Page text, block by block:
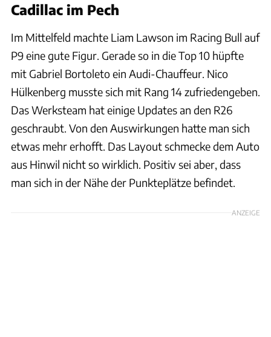
Cadillac im Pech
Im Mittelfeld machte Liam Lawson im Racing Bull auf
P9 eine gute Figur. Gerade so in die Top 10 hüpfte
mit Gabriel Bortoleto ein Audi-Chauffeur. Nico
Hülkenberg musste sich mit Rang 14 zufriedengeben.
Das Werksteam hat einige Updates an den R26
geschraubt. Von den Auswirkungen hatte man sich
etwas mehr erhofft. Das Layout schmecke dem Auto
aus Hinwil nicht so wirklich. Positiv sei aber, dass
man sich in der Nähe der Punkteplätze befindet.
ANZEIGE